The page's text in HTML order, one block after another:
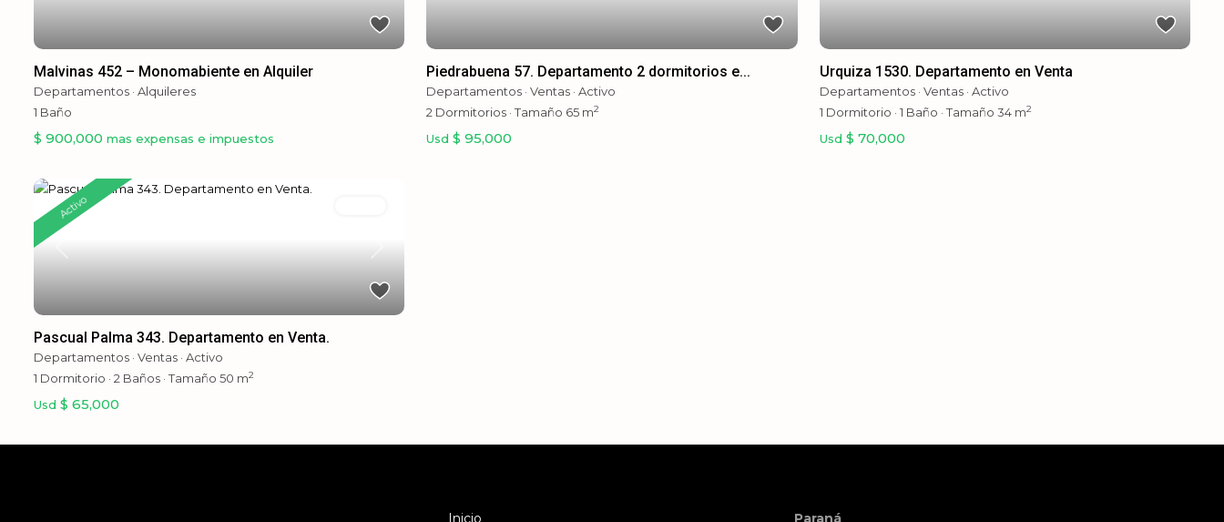
Malvinas 452 – Monomabiente en Alquiler
Departamentos · Alquileres
1 Baño
$ 900,000 mas expensas e impuestos
Piedrabuena 57. Departamento 2 dormitorios e...
Departamentos ·Ventas ·Activo
2 Dormitorios · Tamaño 65 m2
Usd $ 95,000
Urquiza 1530. Departamento en Venta
Departamentos· Ventas· Activo
1 Dormitorio · 1 Baño · Tamaño 34 m2
Usd $ 70,000
Activo
Pascual Palma 343. Departamento en Venta.
Departamentos · Ventas · Activo
1 Dormitorio · 2 Baños · Tamaño 50 m2
Usd $ 65,000
Inicio Paraná